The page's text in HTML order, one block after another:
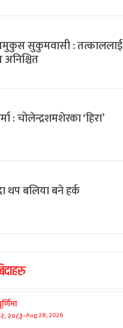
सुकुमवासी : तत्काललाई
: चोलेन्द्रशमशेरका ‘हिरा’
थप बलिया बने हर्क
२०८३-Aug 28, 2026